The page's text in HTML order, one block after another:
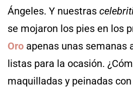
Ángeles. Y nuestras
se mojaron los pies en los
Oro apenas unas semanas
listas para la ocasión.
maquilladas y peinadas